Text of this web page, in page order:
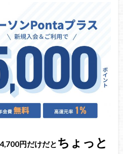
円だけだと ちょっと